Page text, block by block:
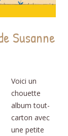
Susanne
Voici un
chouette
album tout-
carton avec
une petite